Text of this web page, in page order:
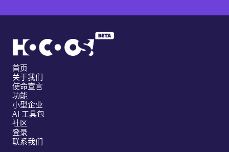
首页
关于我们
使命宣言
功能
小型企业
AI 工具包
社区
登录
联系我们